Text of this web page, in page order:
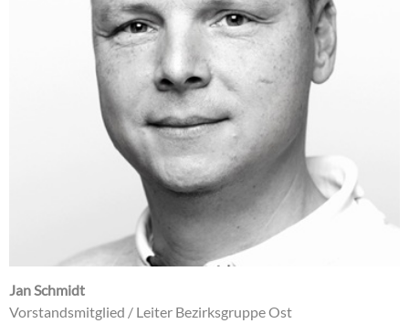
Jan Schmidt
Vorstandsmitglied / Leiter Bezirksgruppe Ost